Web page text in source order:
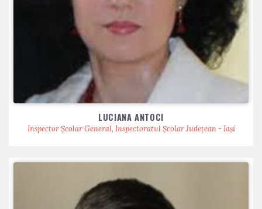
LUCIANA ANTOCI
Inspector Școlar General, Inspectoratul Școlar Județean - Iași